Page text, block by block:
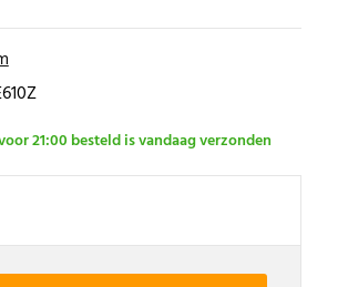
21:00 besteld is vandaag verzonden